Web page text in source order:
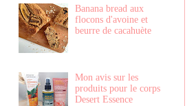
Banana bread aux
flocons d'avoine et
beurre de cacahuète
Mon avis sur les
produits pour le corps
Desert Essence